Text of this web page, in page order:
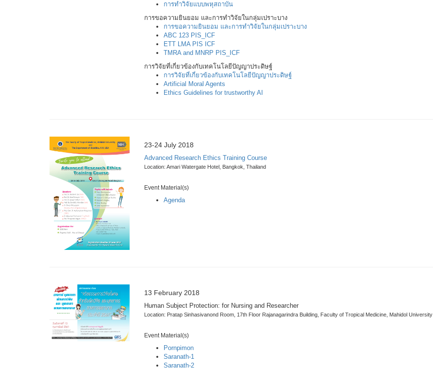
การทำวิจัยแบบพหุสถาบัน
การขอความยินยอม และการทำวิจัยในกลุ่มเปราะบาง
การขอความยินยอม และการทำวิจัยในกลุ่มเปราะบาง
ABC 123 PIS_ICF
ETT LMA PIS ICF
TMRA and MNRP PIS_ICF
การวิจัยที่เกี่ยวข้องกับเทคโนโลยีปัญญาประดิษฐ์
การวิจัยที่เกี่ยวข้องกับเทคโนโลยีปัญญาประดิษฐ์
Artificial Moral Agents
Ethics Guidelines for trustworthy AI
23-24 July 2018
Advanced Research Ethics Training Course
Location: Amari Watergate Hotel, Bangkok, Thailand
Event Material(s)
Agenda
13 February 2018
Human Subject Protection: for Nursing and Researcher
Location: Pratap Sinhasivanond Room, 17th Floor Rajanagarindra Building, Faculty of Tropical Medicine, Mahidol University
Event Material(s)
Pornpimon
Saranath-1
Saranath-2